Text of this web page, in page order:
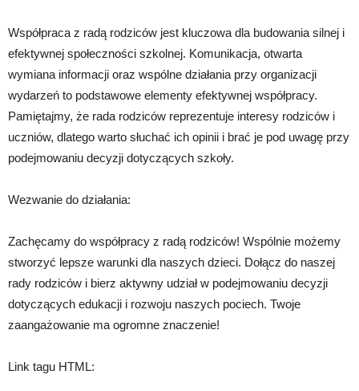
Współpraca z radą rodziców jest kluczowa dla budowania silnej i
efektywnej społeczności szkolnej. Komunikacja, otwarta
wymiana informacji oraz wspólne działania przy organizacji
wydarzeń to podstawowe elementy efektywnej współpracy.
Pamiętajmy, że rada rodziców reprezentuje interesy rodziców i
uczniów, dlatego warto słuchać ich opinii i brać je pod uwagę przy
podejmowaniu decyzji dotyczących szkoły.
Wezwanie do działania:
Zachęcamy do współpracy z radą rodziców! Wspólnie możemy
stworzyć lepsze warunki dla naszych dzieci. Dołącz do naszej
rady rodziców i bierz aktywny udział w podejmowaniu decyzji
dotyczących edukacji i rozwoju naszych pociech. Twoje
zaangażowanie ma ogromne znaczenie!
Link tagu HTML: